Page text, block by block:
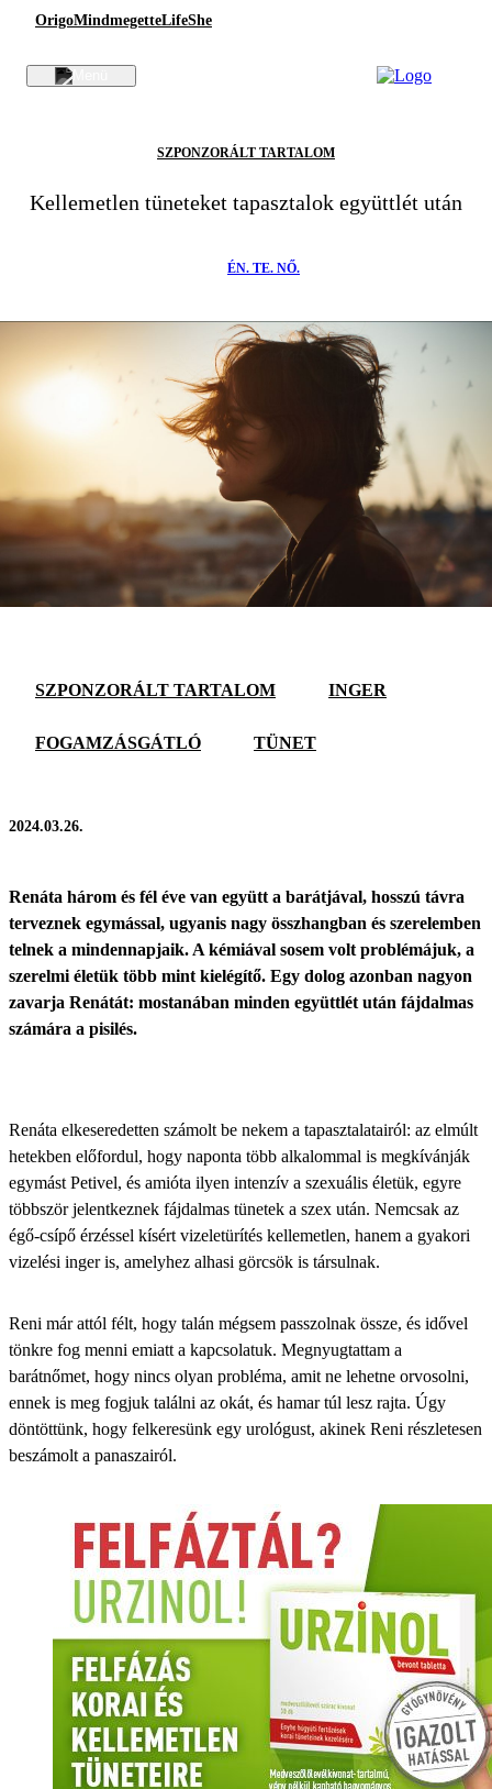
OrigoMindmegetteLifeShe
SZPONZORÁLT TARTALOM
Kellemetlen tüneteket tapasztalok együttlét után
ÉN. TE. NŐ.
SZPONZORÁLT TARTALOM INGER
FOGAMZÁSGÁTLÓ TÜNET
2024.03.26.
Renáta három és fél éve van együtt a barátjával, hosszú távra
terveznek egymással, ugyanis nagy összhangban és szerelemben
telnek a mindennapjaik. A kémiával sosem volt problémájuk, a
szerelmi életük több mint kielégítő. Egy dolog azonban nagyon
zavarja Renátát: mostanában minden együttlét után fájdalmas
számára a pisilés.
Renáta elkeseredetten számolt be nekem a tapasztalatairól: az elmúlt
hetekben előfordul, hogy naponta több alkalommal is megkívánják
egymást Petivel, és amióta ilyen intenzív a szexuális életük, egyre
többször jelentkeznek fájdalmas tünetek a szex után. Nemcsak az
égő-csípő érzéssel kísért vizeletürítés kellemetlen, hanem a gyakori
vizelési inger is, amelyhez alhasi görcsök is társulnak.
Reni már attól félt, hogy talán mégsem passzolnak össze, és idővel
tönkre fog menni emiatt a kapcsolatuk. Megnyugtattam a
barátnőmet, hogy nincs olyan probléma, amit ne lehetne orvosolni,
ennek is meg fogjuk találni az okát, és hamar túl lesz rajta. Úgy
döntöttünk, hogy felkeresünk egy urológust, akinek Reni részletesen
beszámolt a panaszairól.